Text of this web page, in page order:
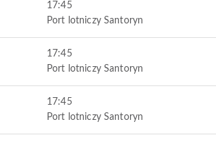
17:45
Port lotniczy Santoryn
17:45
Port lotniczy Santoryn
17:45
Port lotniczy Santoryn